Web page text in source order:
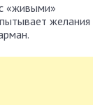
«живыми»
желания